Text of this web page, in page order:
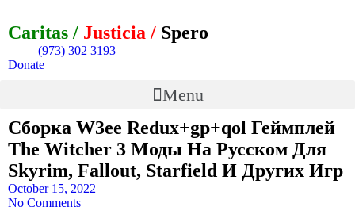
Caritas / Justicia / Spero
(973) 302 3193
Donate
Menu
Сборка W3ee Redux+gp+qol Геймплей
The Witcher 3 Моды На Русском Для
Skyrim, Fallout, Starfield И Других Игр
October 15, 2022
No Comments